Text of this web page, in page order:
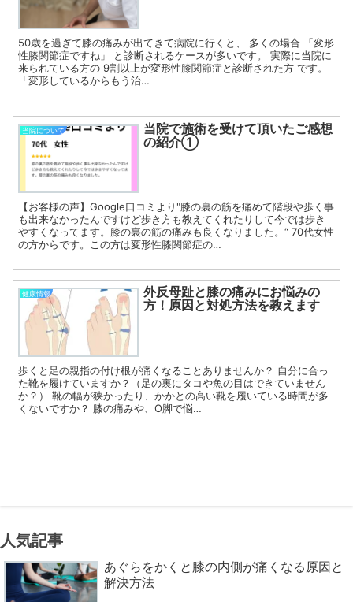
50歳を過ぎて膝の痛みが出てきて病院に行くと、 多くの場合 「変形
性膝関節症ですね」 と診断されるケースが多いです。 実際に当院に
来られている方の 9割以上が変形性膝関節症と診断された方 です。
「変形しているからもう治…
当院について
当院で施術を受けて頂いたご感想
の紹介①
【お客様の声】Google口コミより"膝の裏の筋を痛めて階段や歩く事
も出来なかったんですけど歩き方も教えてくれたりして今では歩き
やすくなってます。膝の裏の筋の痛みも良くなりました。“ 70代女性
の方からです。この方は変形性膝関節症の…
健康情報
外反母趾と膝の痛みにお悩みの
方！原因と対処方法を教えます
歩くと足の親指の付け根が痛くなることありませんか？ 自分に合っ
た靴を履けていますか？（足の裏にタコや魚の目はできていません
か？） 靴の幅が狭かったり、かかとの高い靴を履いている時間が多
くないですか？ 膝の痛みや、O脚で悩…
人気記事
あぐらをかくと膝の内側が痛くなる原因と
解決方法